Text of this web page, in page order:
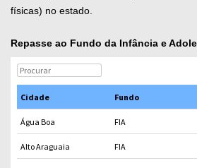
físicas) no estado.
Repasse ao Fundo da Infância e